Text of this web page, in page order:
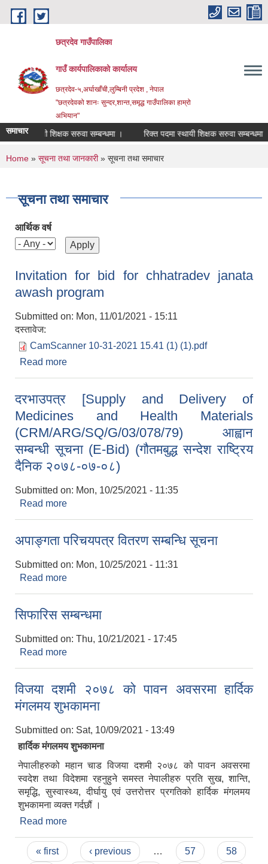
Skip to main content
छत्रदेव गाउँपालिका
गाउँ कार्यपालिकाको कार्यालय
छत्रदेव-५,अर्घाखाँची,लुम्बिनी प्रदेश , नेपाल
"छत्रदेवको शानः सुन्दर,शान्त,समृद्ध गाउँपालिका हाम्रो
अभियान"
समाचारस्थायी शिक्षक सरुवा सम्बन्धमा । रिक्त पदमा स्थायी शिक्षक सरुवा सम्बन्धमा ।
You are here
Home » सूचना तथा जानकारी» सूचना तथा समाचार
सूचना तथा समाचार
आर्थिक वर्ष
Invitation for bid for chhatradev janata
awash program
Submitted on: Mon, 11/01/2021 - 15:11
दस्तावेज:
CamScanner 10-31-2021 15.41 (1) (1).pdf
Read more
दरभाउपत्र [Supply and Delivery of
Medicines and Health Materials
(CRM/ARG/SQ/G/03/078/79) आह्वान
सम्बन्धी सूचना (E-Bid) (गौतमबुद्ध सन्देश राष्ट्रिय
दैनिक २०७८-०७-०८)
Submitted on: Mon, 10/25/2021 - 11:35
Read more
(E-Bid) (गौतमबुद्ध सन्देश राष्ट्रिय दैनिक २०७८-०७-०८)
अपाङ्गता परिचयपत्र वितरण सम्बन्धि सूचना
Submitted on: Mon, 10/25/2021 - 11:31
Read more
सिफारिस सम्बन्धमा
Submitted on: Thu, 10/21/2021 - 17:45
Read more
विजया दशमी २०७८ को पावन अवसरमा हार्दिक
मंगलमय शुभकामना
Submitted on: Sat, 10/09/2021 - 13:49
हार्दिक मंगलमय शुभकामना
नेपालीहरुको महान चाड विजया दशमी २०७८ को पावन अवसरमा
स्वदेश तथा विदेशमा रहनुहुने समस्त नेपालीहरु प्रति सुख, शान्ति,
समृद्धि, सुस्वास्थ्य, दीर्घायु एवं उत्तरोत्तर प्रगतिको हार्दिक मंगलमय
शुभकामना व्यक्त गर्दछौं ।
Read more
Pages
« first ‹ previous … 57
58